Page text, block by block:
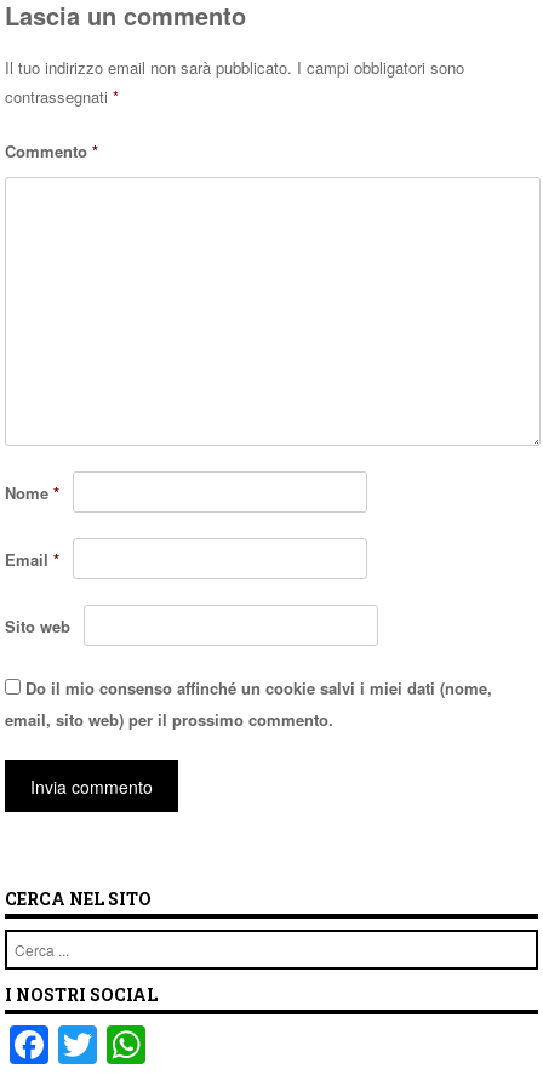
Lascia un commento
Il tuo indirizzo email non sarà pubblicato. I campi obbligatori sono
contrassegnati*
Commento*
Nome*
Email*
Sito web
Do il mio consenso affinché un cookie salvi i miei dati (nome,
email, sito web) per il prossimo commento.
CERCA NEL SITO
Cerca
I NOSTRI SOCIAL
F T